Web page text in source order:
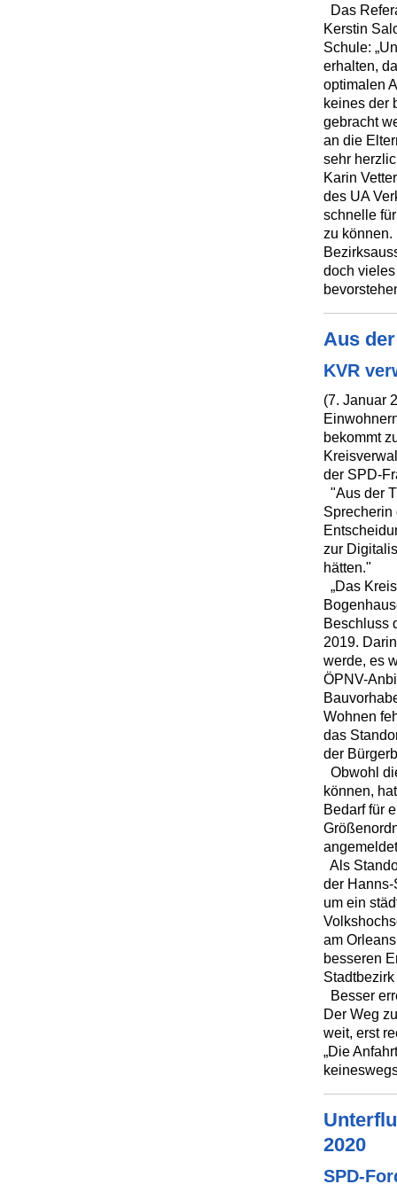
Das
Kerstin
Schule:
erhalten,
optimalen
keines der
gebracht
an die
sehr
Karin
des UA
schnelle
zu können.
doch
Aus
KVR
(7. Januar
bekommt
der SPD-
"Aus der
Sprecherin
zur
hätten."
„Das
Beschluss
2019.
werde, es
ÖPNV-
Wohnen
das
der
Obwohl
können,
Bedarf für
Als
der
um ein
am
besseren
Besser
Der Weg
weit, erst
„Die
2020
SPD-